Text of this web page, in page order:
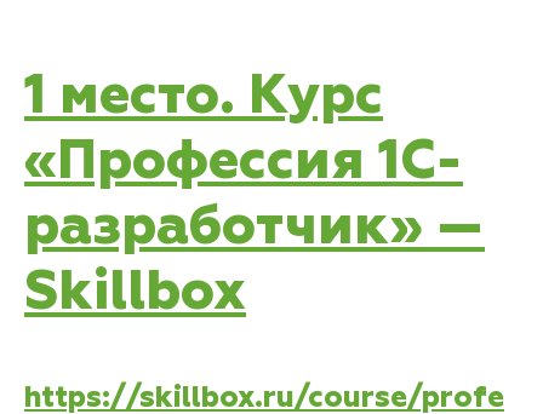
1 место. Курс
«Профессия 1C-
разработчик» —
Skillbox
https://skillbox.ru/course/profe